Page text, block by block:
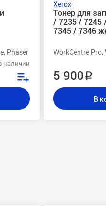
7750, 7700, M24, 3535,
7228
Phaser Pro
наличии
Xerox
Тонер для
/ 7235 / 7245
7345 / 7346
WorkCentre Pro,
5 900 ₽
В